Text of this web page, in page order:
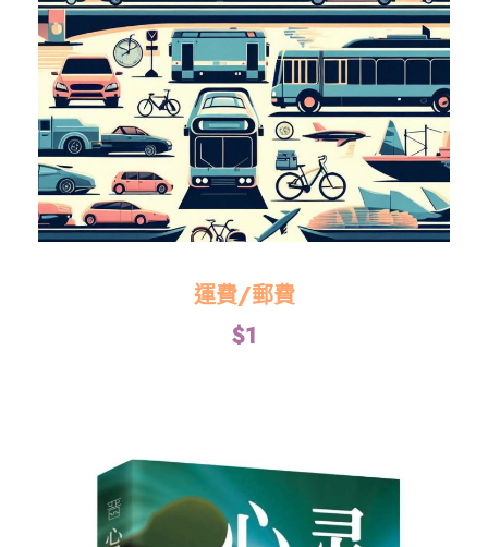
運費/郵費
$1